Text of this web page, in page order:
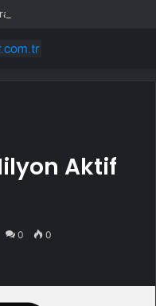
Kutlandı
Aktif
0 0